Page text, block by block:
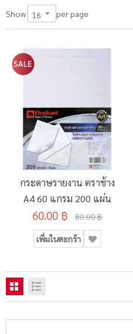
Show per page
กระดาษรายงาน ตราช้าง
A4 60 แกรม 200 แผ่น
60.00 ฿ 80.00 ฿
เพิ่มในตะกร้า